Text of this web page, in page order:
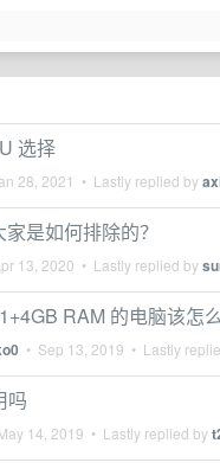
选择
28, 2021 • Lastly replied by
是如何排除的？
13, 2020 • Lastly replied by
RAM 的电脑该怎
• Sep 13, 2019 • Lastly
吗
14, 2019 • Lastly replied by